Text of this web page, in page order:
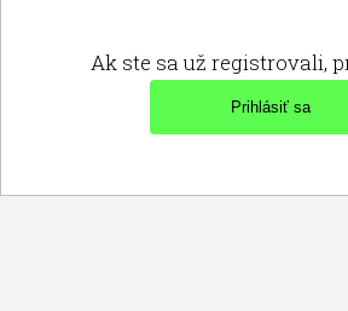
Ak ste sa už registrovali,